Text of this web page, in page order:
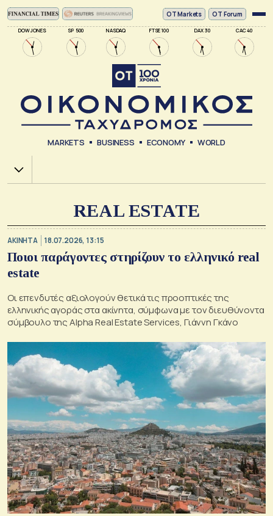
DOW JONES SP 500 NASDAQ FTSE 100 DAX 30 CAC 40
ΟΤ Markets OT Forum
MARKETS BUSINESS ECONOMY WORLD
Χ.Α.
REAL ESTATE
ΑΚΙΝΗΤΑ 18.07.2026, 13:15
Ποιοι παράγοντες στηρίζουν το ελληνικό real
estate
Οι επενδυτές αξιολογούν θετικά τις προοπτικές της
ελληνικής αγοράς στα ακίνητα, σύμφωνα με τον διευθύνοντα
σύμβουλο της Alpha Real Estate Services, Γιάννη Γκάνο